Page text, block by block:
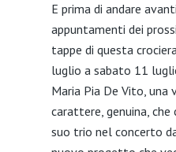
E prima di andare
appuntamenti dei
tappe di questa
luglio a sabato 11
Maria Pia De Vito, una
carattere, genuina,
suo trio nel concerto